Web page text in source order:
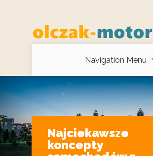
Navigation Menu
Najciekawsze
koncepty